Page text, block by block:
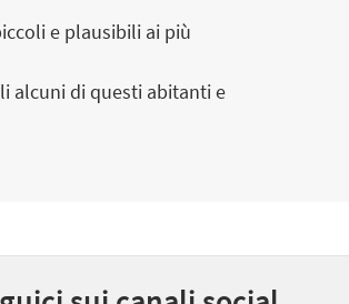
e plausibili ai più
alcuni di questi abitanti e